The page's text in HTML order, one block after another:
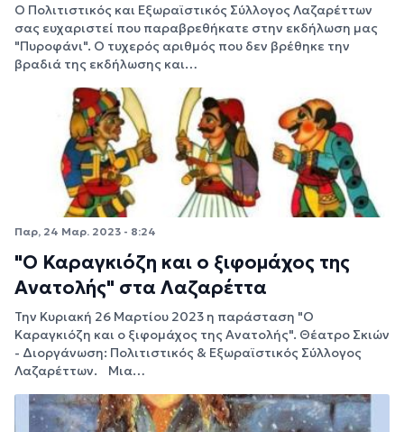
Ο Πολιτιστικός και Εξωραϊστικός Σύλλογος Λαζαρέττων
σας ευχαριστεί που παραβρεθήκατε στην εκδήλωση μας
"Πυροφάνι". Ο τυχερός αριθμός που δεν βρέθηκε την
βραδιά της εκδήλωσης και…
Παρ, 24 Μαρ. 2023 - 8:24
"Ο Καραγκιόζη και ο ξιφομάχος της
Ανατολής" στα Λαζαρέττα
Την Κυριακή 26 Μαρτίου 2023 η παράσταση "Ο
Καραγκιόζη και ο ξιφομάχος της Ανατολής". Θέατρο Σκιών
- Διοργάνωση: Πολιτιστικός & Εξωραϊστικός Σύλλογος
Λαζαρέττων. Μια…